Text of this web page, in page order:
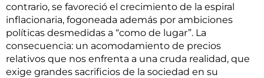
contrario, se favoreció el crecimiento de la espiral
inflacionaria, fogoneada además por ambiciones
políticas desmedidas a “como de lugar”. La
consecuencia: un acomodamiento de precios
relativos que nos enfrenta a una cruda realidad, que
exige grandes sacrificios de la sociedad en su